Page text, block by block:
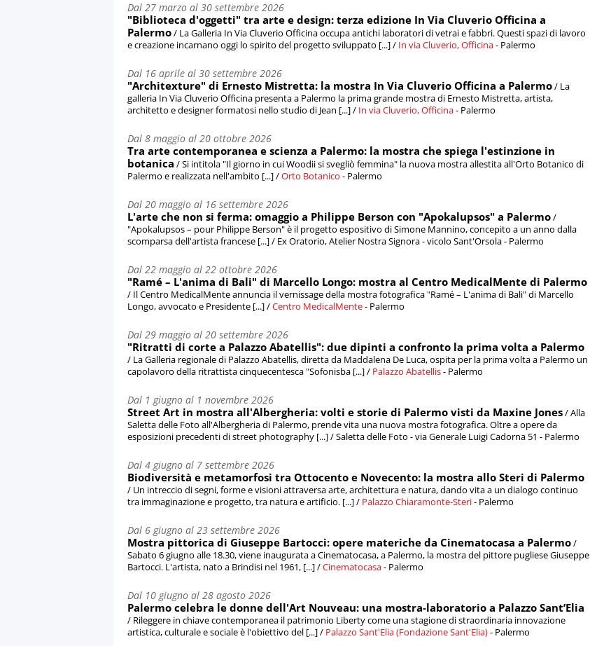
Dal 27 marzo al 30 settembre 2026
"Biblioteca d'oggetti" tra arte e design: terza edizione In Via Cluverio Officina a
Palermo/ La Galleria In Via Cluverio Officina occupa antichi laboratori di vetrai e fabbri. Questi spazi di lavoro
e creazione incarnano oggi lo spirito del progetto sviluppato [...] / In via Cluverio, Officina- Palermo
Dal 16 aprile al 30 settembre 2026
"Architexture" di Ernesto Mistretta: la mostra In Via Cluverio Officina a Palermo/ La
galleria In Via Cluverio Officina presenta a Palermo la prima grande mostra di Ernesto Mistretta, artista,
architetto e designer formatosi nello studio di Jean [...] / In via Cluverio, Officina- Palermo
Dal 8 maggio al 20 ottobre 2026
Tra arte contemporanea e scienza a Palermo: la mostra che spiega l'estinzione in
botanica / Si intitola "Il giorno in cui Woodii si svegliò femmina" la nuova mostra allestita all'Orto Botanico di
Palermo e realizzata nell'ambito [...] /Orto Botanico - Palermo
Dal 20 maggio al 16 settembre 2026
L'arte che non si ferma: omaggio a Philippe Berson con "Apokalupsos" a Palermo/
"Apokalupsos – pour Philippe Berson" è il progetto espositivo di Simone Mannino, concepito a un anno dalla
scomparsa dell'artista francese [...] / Ex Oratorio, Atelier Nostra Signora - vicolo Sant'Orsola - Palermo
Dal 22 maggio al 22 ottobre 2026
"Ramé – L'anima di Bali" di Marcello Longo: mostra al Centro MedicalMente di Palermo
/ Il Centro MedicalMente annuncia il vernissage della mostra fotografica "Ramé – L'anima di Bali" di Marcello
Longo, avvocato e Presidente [...] /Centro MedicalMente- Palermo
Dal 29 maggio al 20 settembre 2026
"Ritratti di corte a Palazzo Abatellis": due dipinti a confronto la prima volta a Palermo
/ La Galleria regionale di Palazzo Abatellis, diretta da Maddalena De Luca, ospita per la prima volta a Palermo un
capolavoro della ritrattista cinquecentesca "Sofonisba [...] / Palazzo Abatellis- Palermo
Dal 1 giugno al 1 novembre 2026
Street Art in mostra all'Albergheria: volti e storie di Palermo visti da Maxine Jones/ Alla
Saletta delle Foto all'Albergheria di Palermo, prende vita una nuova mostra fotografica. Oltre a opere da
esposizioni precedenti di street photography [...] / Saletta delle Foto - via Generale Luigi Cadorna 51 - Palermo
Dal 4 giugno al 7 settembre 2026
Biodiversità e metamorfosi tra Ottocento e Novecento: la mostra allo Steri di Palermo
/ Un intreccio di segni, forme e visioni attraversa arte, architettura e natura, dando vita a un dialogo continuo
tra immaginazione e progetto, tra natura e artificio. [...] / Palazzo Chiaramonte-Steri- Palermo
Dal 6 giugno al 23 settembre 2026
Mostra pittorica di Giuseppe Bartocci: opere materiche da Cinematocasa a Palermo/
Sabato 6 giugno alle 18.30, viene inaugurata a Cinematocasa, a Palermo, la mostra del pittore pugliese Giuseppe
Bartocci. L'artista, nato a Brindisi nel 1961, [...] /Cinematocasa- Palermo
Dal 10 giugno al 28 agosto 2026
Palermo celebra le donne dell'Art Nouveau: una mostra-laboratorio a Palazzo Sant’Elia
/ Rileggere in chiave contemporanea il patrimonio Liberty come una stagione di straordinaria innovazione
artistica, culturale e sociale è l'obiettivo del [...] / Palazzo Sant'Elia (Fondazione Sant'Elia)- Palermo